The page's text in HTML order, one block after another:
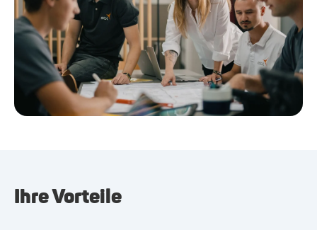
Ihre Vorteile